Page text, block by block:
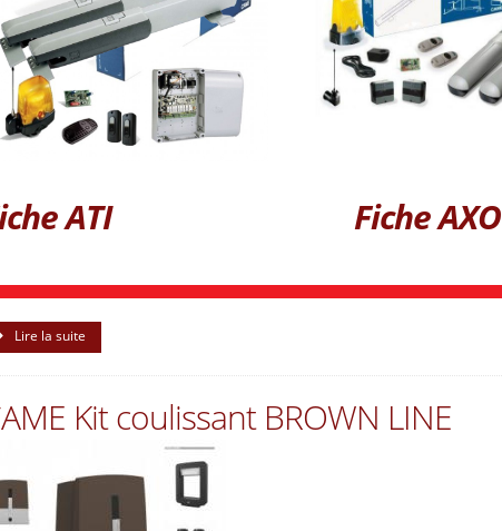
ATI Fiche AXO
Lire la suite
Kit coulissant BROWN LINE